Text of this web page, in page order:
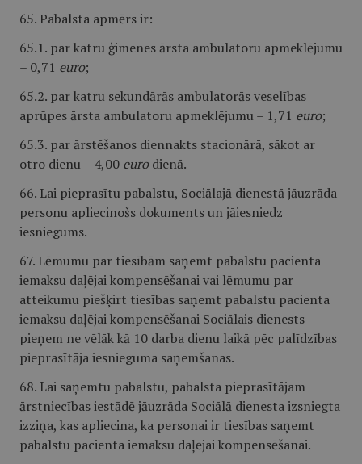
65. Pabalsta apmērs ir:
65.1. par katru ģimenes ārsta ambulatoru apmeklējumu
– 0,71 euro;
65.2. par katru sekundārās ambulatorās veselības
aprūpes ārsta ambulatoru apmeklējumu – 1,71 euro;
65.3. par ārstēšanos diennakts stacionārā, sākot ar
otro dienu – 4,00 eurodienā.
66. Lai pieprasītu pabalstu, Sociālajā dienestā jāuzrāda
personu apliecinošs dokuments un jāiesniedz
iesniegums.
67. Lēmumu par tiesībām saņemt pabalstu pacienta
iemaksu daļējai kompensēšanai vai lēmumu par
atteikumu piešķirt tiesības saņemt pabalstu pacienta
iemaksu daļējai kompensēšanai Sociālais dienests
pieņem ne vēlāk kā 10 darba dienu laikā pēc palīdzības
pieprasītāja iesnieguma saņemšanas.
68. Lai saņemtu pabalstu, pabalsta pieprasītājam
ārstniecības iestādē jāuzrāda Sociālā dienesta izsniegta
izziņa, kas apliecina, ka personai ir tiesības saņemt
pabalstu pacienta iemaksu daļējai kompensēšanai.